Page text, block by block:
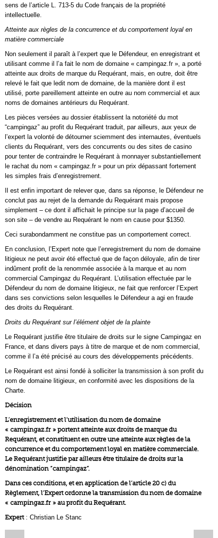
sens de l’article L. 713-5 du Code français de la propriété
intellectuelle.
Atteinte aux règles de la concurrence et du comportement loyal en
matière commerciale
Non seulement il paraît à l’expert que le Défendeur, en enregistrant et
utilisant comme il l’a fait le nom de domaine « campingaz.fr », a porté
atteinte aux droits de marque du Requérant, mais, en outre, doit être
relevé le fait que ledit nom de domaine, de la manière dont il est
utilisé, porte pareillement atteinte en outre au nom commercial et aux
noms de domaines antérieurs du Requérant.
Les pièces versées au dossier établissent la notoriété du mot
“campingaz” au profit du Requérant traduit, par ailleurs, aux yeux de
l’expert la volonté de détourner sciemment des internautes, éventuels
clients du Requérant, vers des concurrents ou des sites de casino
pour tenter de contraindre le Requérant à monnayer substantiellement
le rachat du nom « campingaz.fr » pour un prix dépassant fortement
les simples frais d’enregistrement.
Il est enfin important de relever que, dans sa réponse, le Défendeur ne
conclut pas au rejet de la demande du Requérant mais propose
simplement – ce dont il affichait le principe sur la page d’accueil de
son site – de vendre au Requérant le nom en cause pour $1350.
Ceci surabondamment ne constitue pas un comportement correct.
En conclusion, l’Expert note que l’enregistrement du nom de domaine
litigieux ne peut avoir été effectué que de façon déloyale, afin de tirer
indûment profit de la renommée associée à la marque et au nom
commercial Campingaz du Requérant. L’utilisation effectuée par le
Défendeur du nom de domaine litigieux, ne fait que renforcer l’Expert
dans ses convictions selon lesquelles le Défendeur a agi en fraude
des droits du Requérant.
Droits du Requérant sur l’élément objet de la plainte
Le Requérant justifie être titulaire de droits sur le signe Campingaz en
France, et dans divers pays à titre de marque et de nom commercial,
comme il l’a été précisé au cours des développements précédents.
Le Requérant est ainsi fondé à solliciter la transmission à son profit du
nom de domaine litigieux, en conformité avec les dispositions de la
Charte.
Décision
L’enregistrement et l’utilisation du nom de domaine
« campingaz.fr » portent atteinte aux droits de marque du
Requérant, et constituent en outre une atteinte aux règles de la
concurrence et du comportement loyal en matière commerciale.
Le Requérant justifie par ailleurs être titulaire de droits sur la
dénomination “campingaz”.
Dans ces conditions, et en application de l’article 20 c) du
Règlement, l’Expert ordonne la transmission du nom de domaine
« campingaz.fr » au profit du Requérant.
Expert: Christian Le Stanc